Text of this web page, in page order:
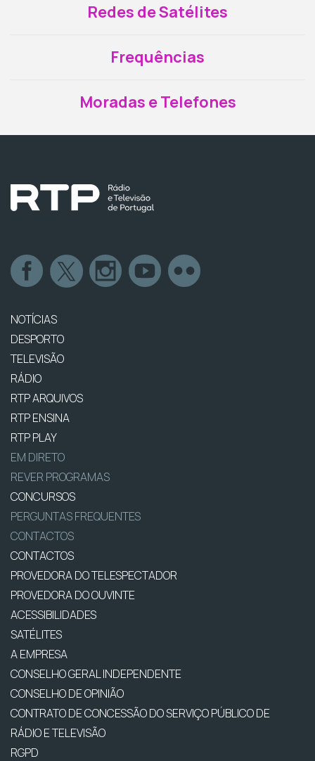
Redes de Satélites
Frequências
Moradas e Telefones
NOTÍCIAS
DESPORTO
TELEVISÃO
RÁDIO
RTP ARQUIVOS
RTP ENSINA
RTP PLAY
EM DIRETO
REVER PROGRAMAS
CONCURSOS
PERGUNTAS FREQUENTES
CONTACTOS
CONTACTOS
PROVEDORA DO TELESPECTADOR
PROVEDORA DO OUVINTE
ACESSIBILIDADES
SATÉLITES
A EMPRESA
CONSELHO GERAL INDEPENDENTE
CONSELHO DE OPINIÃO
CONTRATO DE CONCESSÃO DO SERVIÇO PÚBLICO DE
RÁDIO E TELEVISÃO
RGPD